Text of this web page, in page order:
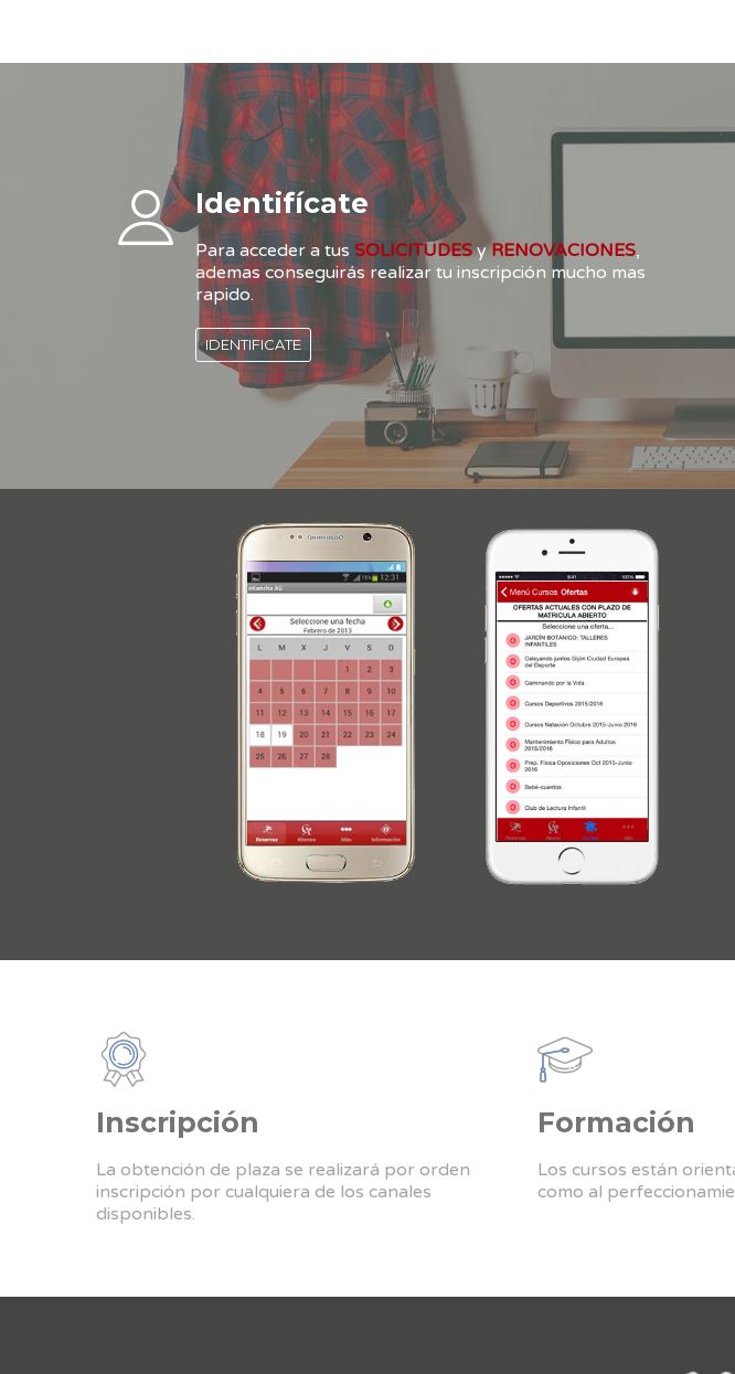
Identifícate
Para acceder a tus SOLICITUDESyRENOVACIONES,
ademas conseguirás realizar tu inscripción mucho mas
rapido.
IDENTIFICATE
Inscripción
La obtención de plaza se realizará por orden
inscripción por cualquiera de los canales
disponibles.
Formación
Los cursos están
como al